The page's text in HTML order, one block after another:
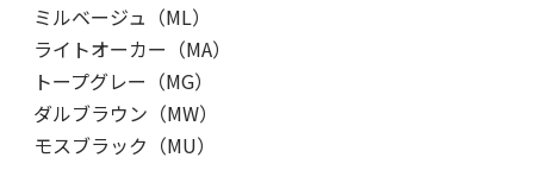
ミルベージュ（ML）
ライトオーカー（MA）
トープグレー（MG）
ダルブラウン（MW）
モスブラック（MU）